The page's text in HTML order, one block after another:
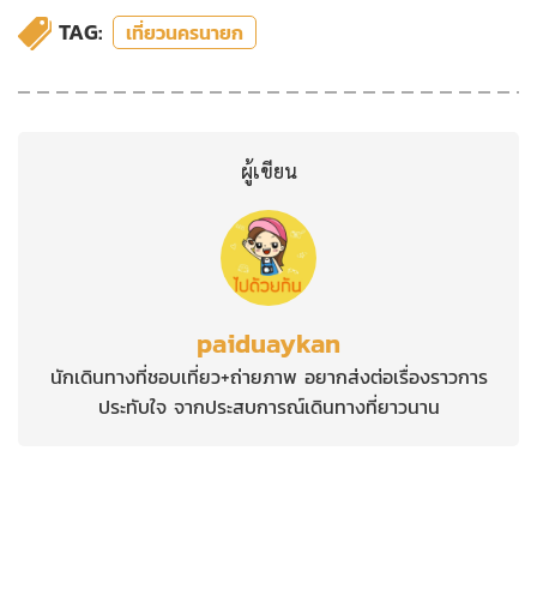
TAG: เที่ยวนครนายก
ผู้เขียน
paiduaykan
นักเดินทางที่ชอบเที่ยว+ถ่ายภาพ อยากส่งต่อเรื่องราวการ
ประทับใจ จากประสบการณ์เดินทางที่ยาวนาน